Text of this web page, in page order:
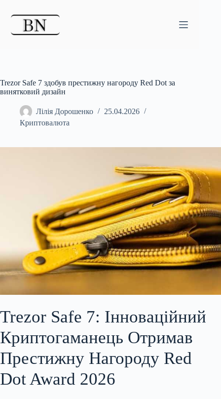
Trezor Safe 7 здобув престижну нагороду Red Dot за
винятковий дизайн
Лілія Дорошенко
25.04.2026
Криптовалюта
Trezor Safe 7: Інноваційний
Криптогаманець Отримав
Престижну Нагороду Red
Dot Award 2026